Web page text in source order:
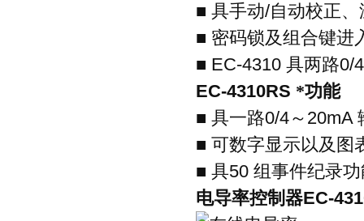
■ 具手动/自动校正
■ 密码锁及组合键进
■ EC-4310 具两路0/
EC-4310RS *功能
■ 具一路0/4～ 20mA
■ 可数字显示以及图
■ 具50 组事件纪录
电导率控制器EC-